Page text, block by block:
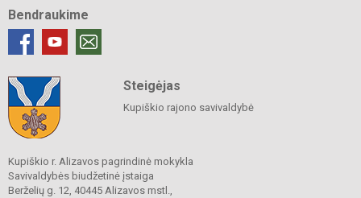
Bendraukime
Steigėjas
Kupiškio rajono savivaldybė
Kupiškio r. Alizavos pagrindinė mokykla
Savivaldybės biudžetinė įstaiga
Berželių g. 12, 40445 Alizavos mstl.,